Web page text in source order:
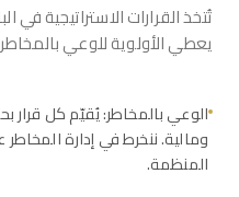
تُتخذ القرارات الاستراتيجية
يعطي الأولوية للوعي
الوعي بالمخاطر: يُقيّم كل قرار
ومالية. ننخرط في إدارة
المنظمة.